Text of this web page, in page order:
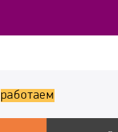
работаем